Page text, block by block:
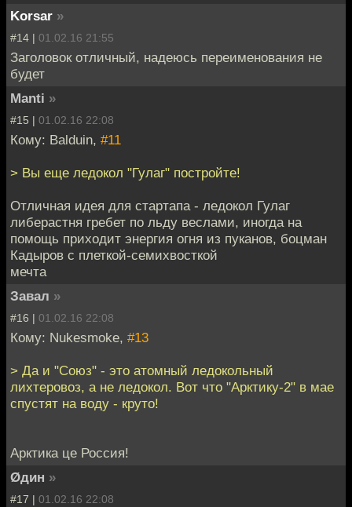
Korsar »
#14 | 01.02.16 21:55
Заголовок отличный, надеюсь переименования не
будет
Manti »
#15 | 01.02.16 22:08
Кому: Balduin, #11
> Вы еще ледокол "Гулаг" постройте!
Отличная идея для стартапа - ледокол Гулаг
либерастня гребет по льду веслами, иногда на
помощь приходит энергия огня из пуканов, боцман
Кадыров с плеткой-семихвосткой
мечта
Завал »
#16 | 01.02.16 22:08
Кому: Nukesmoke, #13
> Да и "Союз" - это атомный ледокольный
лихтеровоз, а не ледокол. Вот что "Арктику-2" в мае
спустят на воду - круто!
Арктика це Россия!
Øдин »
#17 | 01.02.16 22:08